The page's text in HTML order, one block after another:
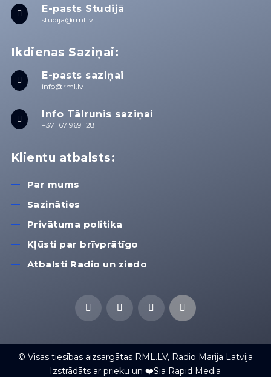
 E-pasts Studijā
studija@rml.lv
Ikdienas Saziņai:
 E-pasts saziņai
info@rml.lv
 Info Tālrunis saziņai
+371 67 969 128
Klientu atbalsts:
Par mums
Sazināties
Privātuma politika
Kļūsti par brīvprātīgo
Atbalsti Radio un ziedo
© Visas tiesības aizsargātas RML.LV, Radio Marija Latvija
Izstrādāts ar prieku un ❤️Sia Rapid Media